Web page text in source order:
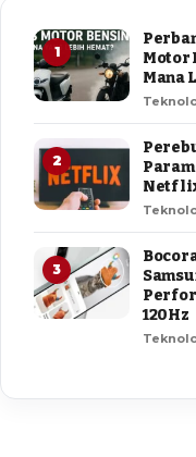
1
Motor
Mana
2
3
120Hz